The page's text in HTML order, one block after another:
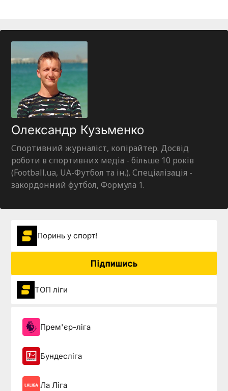
Олександр Кузьменко
Спортивний журналіст, копірайтер. Досвід
роботи в спортивних медіа - більше 10 років
(Football.ua, UA-Футбол та ін.). Спеціалізація -
закордонний футбол, Формула 1.
Поринь у спорт!
Підпишись
ТОП ліги
Прем'єр-ліга
Бундесліга
Ла Ліга